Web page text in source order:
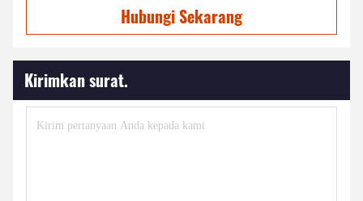
Hubungi Sekarang
Kirimkan surat.